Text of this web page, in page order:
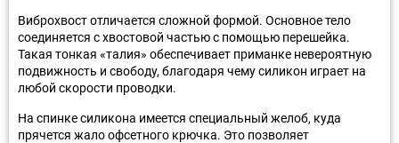
Виброхвост отличается сложной формой. Основное тело
соединяется с хвостовой частью с помощью перешейка.
Такая тонкая «талия» обеспечивает приманке невероятную
подвижность и свободу, благодаря чему силикон играет на
любой скорости проводки.
На спинке силикона имеется специальный желоб, куда
прячется жало офсетного крючка. Это позволяет